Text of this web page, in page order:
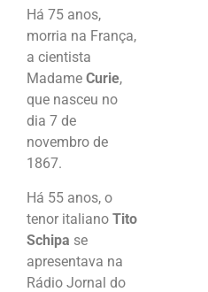
Há 75 anos,
morria na França,
a cientista
Madame Curie,
que nasceu no
dia 7 de
novembro de
1867.
Há 55 anos, o
tenor italiano Tito
Schipa se
apresentava na
Rádio Jornal do